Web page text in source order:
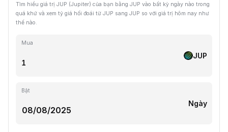
Tìm hiểu giá trị JUP (Jupiter) của bạn bằng JUP vào bất kỳ ngày nào trong
quá khứ và xem tỷ giá hối đoái từ JUP sang JUP so với giá trị hôm nay như
thế nào.
Mua
JUP
Bật
Ngày